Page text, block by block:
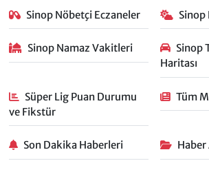
Sinop Nöbetçi Eczaneler Sinop
Sinop Namaz Vakitleri
Sinop
Haritası
Süper Lig Puan Durumu
ve Fikstür
Tüm
Son Dakika Haberleri